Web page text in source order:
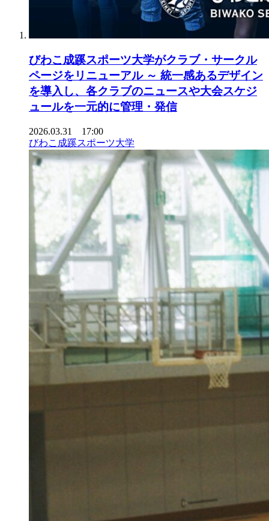
びわこ成蹊スポーツ大学がクラブ・サークル
ページをリニューアル ～ 統一感あるデザイン
を導入し、各クラブのニュースや大会スケジ
ュールを一元的に管理・発信
2026.03.31 17:00
びわこ成蹊スポーツ大学